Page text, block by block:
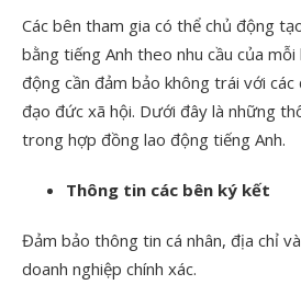
Các bên tham gia có thể chủ động
bằng tiếng Anh theo nhu cầu của
động cần đảm bảo không trái với
đạo đức xã hội. Dưới đây là những
trong hợp đồng lao động tiếng Anh.
Thông tin các bên ký kết
Đảm bảo thông tin cá nhân, địa chỉ
doanh nghiệp chính xác.